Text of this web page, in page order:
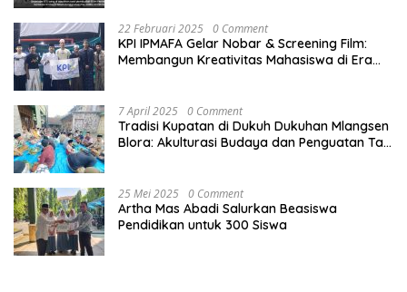
22 Februari 2025 0 Comment
KPI IPMAFA Gelar Nobar & Screening Film:
Membangun Kreativitas Mahasiswa di Era
7 April 2025 0 Comment
Tradisi Kupatan di Dukuh Dukuhan Mlangsen
Blora: Akulturasi Budaya dan Penguatan Tali
25 Mei 2025 0 Comment
Artha Mas Abadi Salurkan Beasiswa
Pendidikan untuk 300 Siswa